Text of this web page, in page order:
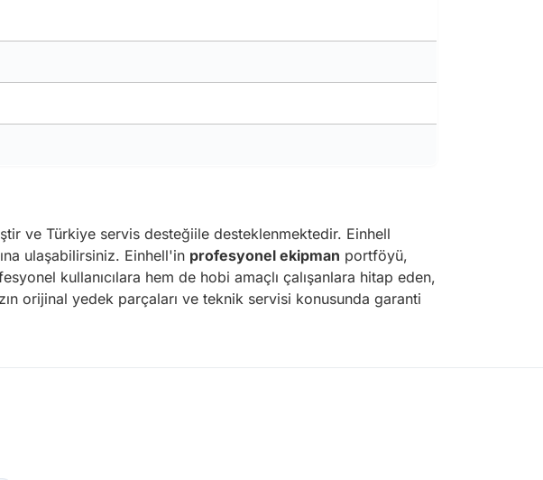
ve Türkiye servis desteğiile desteklenmektedir. Einhell
ulaşabilirsiniz. Einhell'in profesyonel ekipman portföyü,
kullanıcılara hem de hobi amaçlı çalışanlara hitap eden,
orijinal yedek parçaları ve teknik servisi konusunda garanti